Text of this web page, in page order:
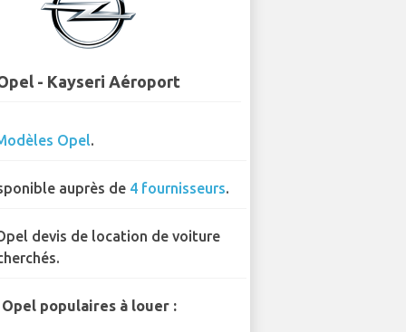
- Kayseri Aéroport
Opel.
auprès de 4 fournisseurs.
devis de location de voiture
populaires à louer :